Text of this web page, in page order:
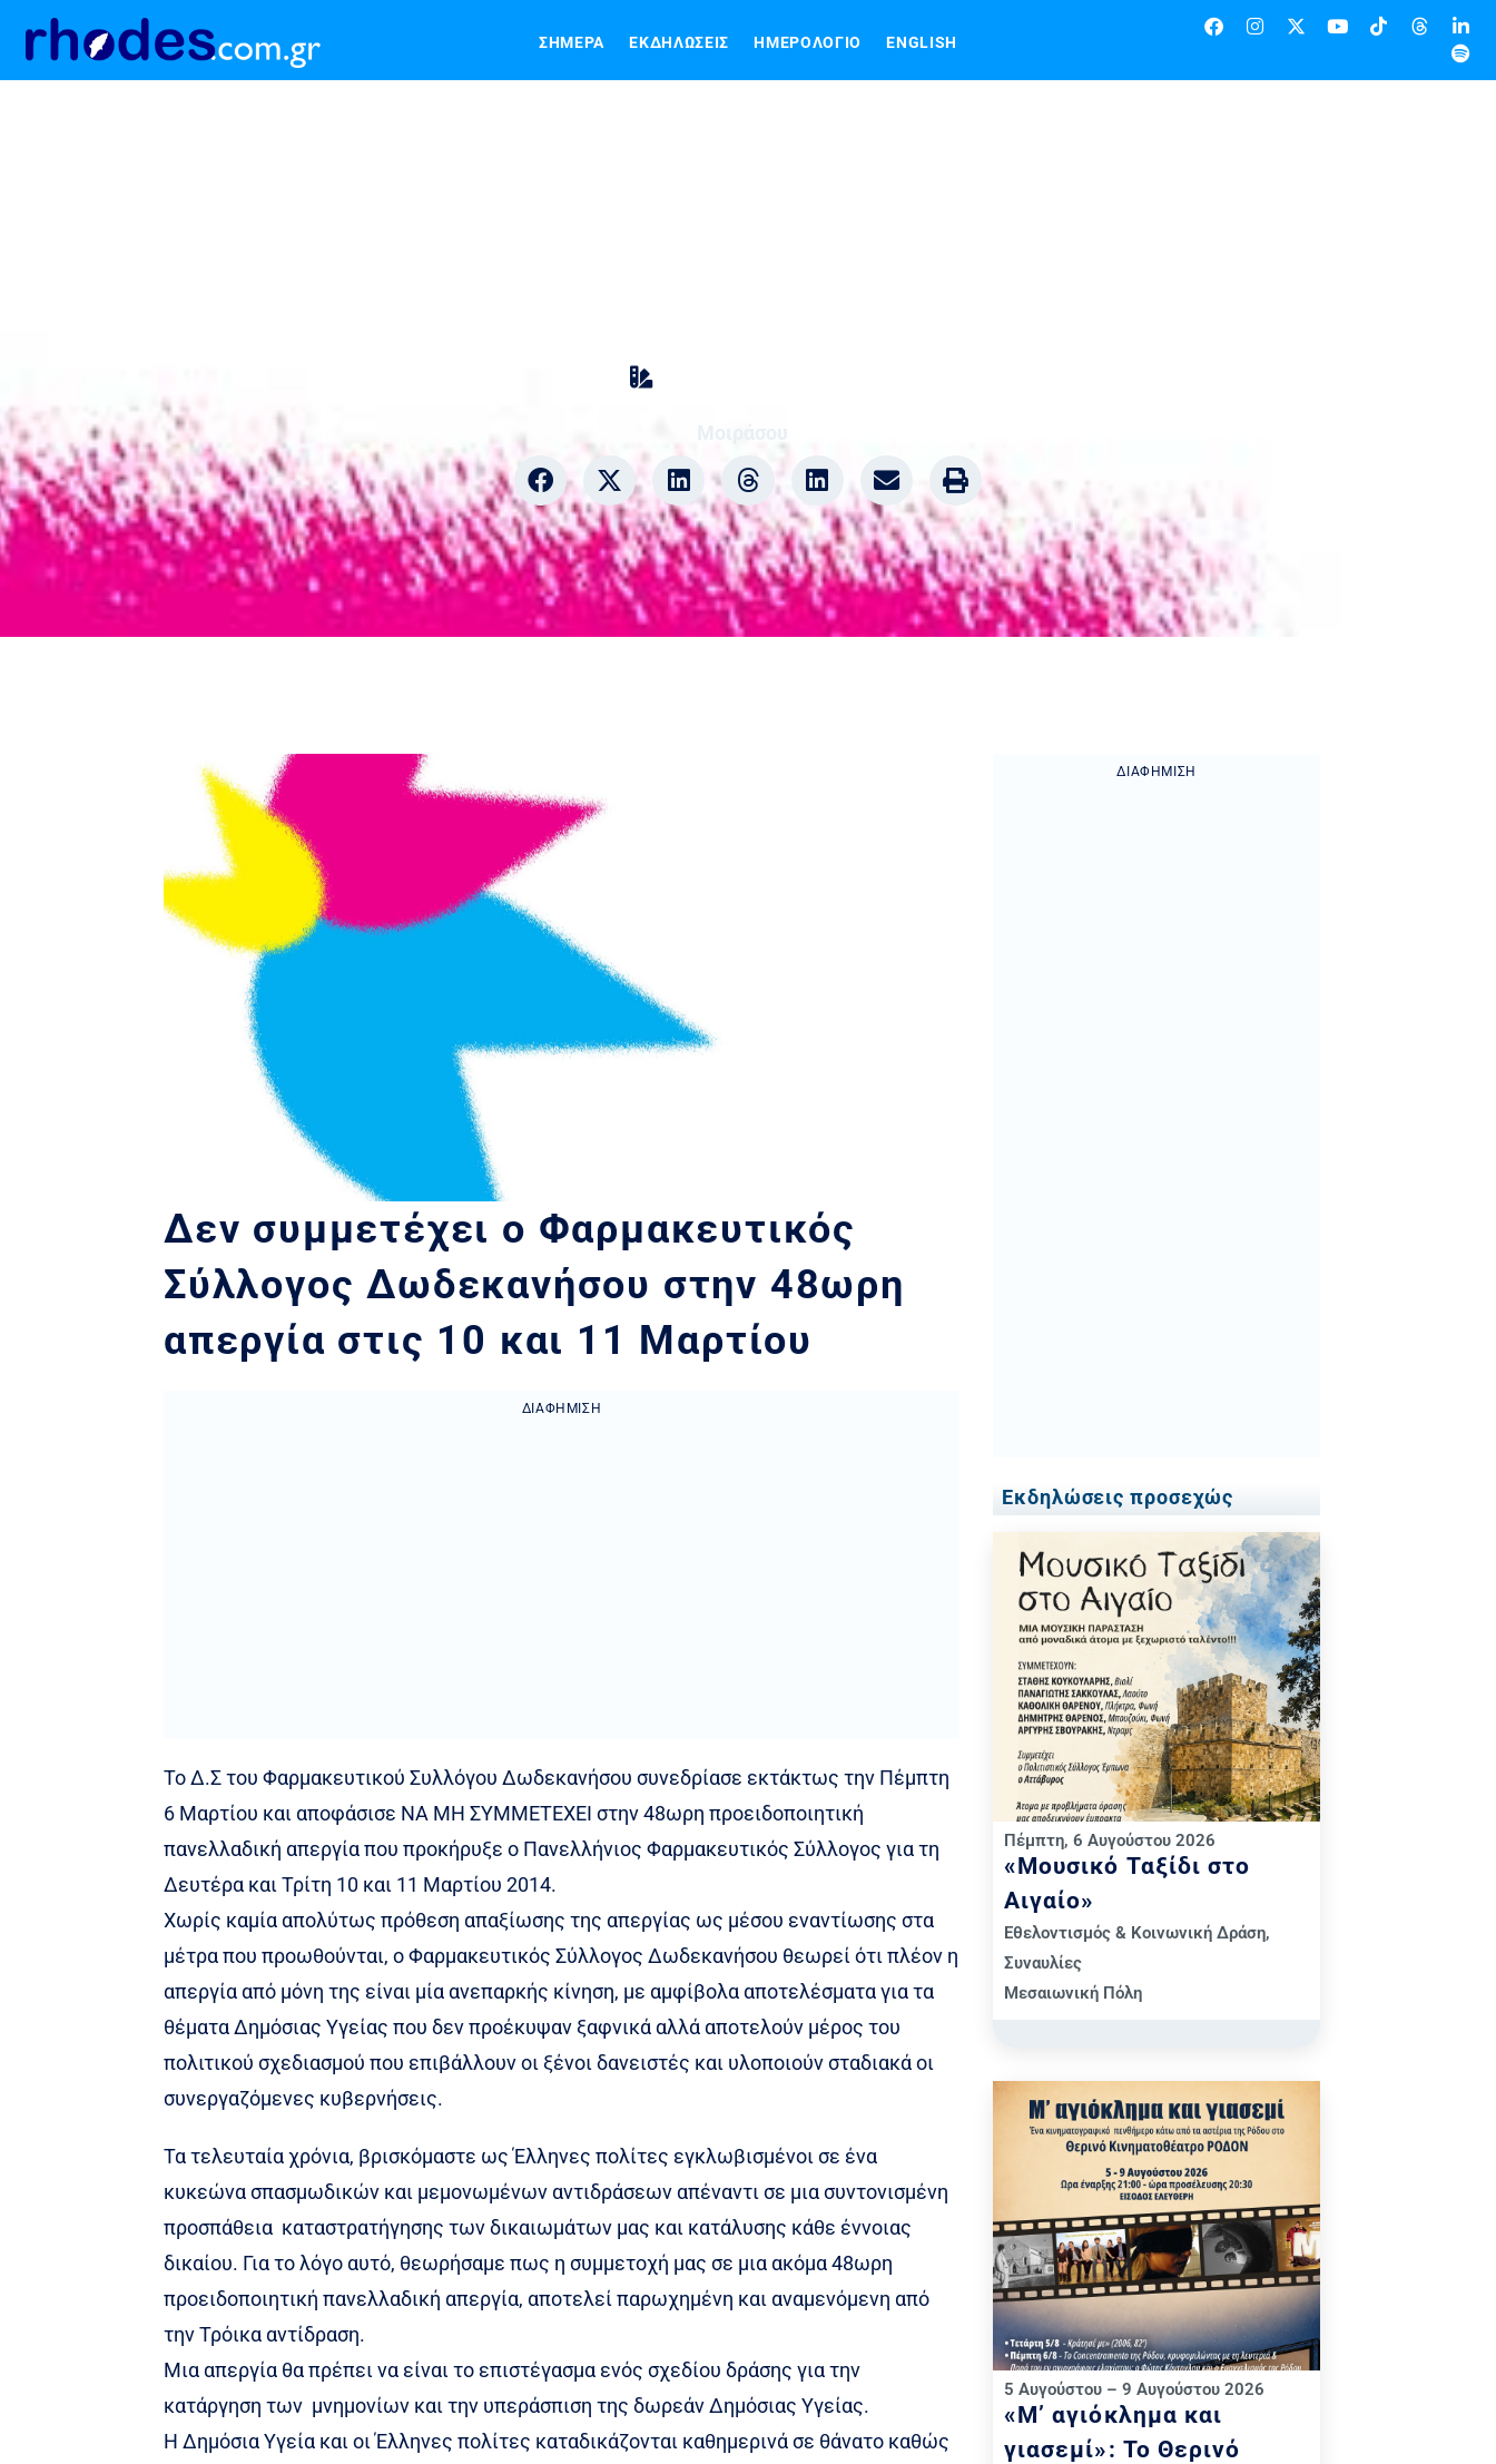
ΣΉΜΕΡΑ ΕΚΔΗΛΏΣΕΙΣ ΗΜΕΡΟΛΌΓΙΟ ENGLISH
Δεν συμμετέχει ο Φαρμακευτικός
Σύλλογος Δωδεκανήσου στην 48ωρη
απεργία στις 10 και 11 Μαρτίου
ΔΙΑΦΉΜΙΣΗ
Το Δ.Σ του Φαρμακευτικού Συλλόγου Δωδεκανήσου συνεδρίασε εκτάκτως την Πέμπτη
6 Μαρτίου και αποφάσισε ΝΑ ΜΗ ΣΥΜΜΕΤΕΧΕΙ στην 48ωρη προειδοποιητική
πανελλαδική απεργία που προκήρυξε ο Πανελλήνιος Φαρμακευτικός Σύλλογος για τη
Δευτέρα και Τρίτη 10 και 11 Μαρτίου 2014.
Χωρίς καμία απολύτως πρόθεση απαξίωσης της απεργίας ως μέσου εναντίωσης στα
μέτρα που προωθούνται, ο Φαρμακευτικός Σύλλογος Δωδεκανήσου θεωρεί ότι πλέον η
απεργία από μόνη της είναι μία ανεπαρκής κίνηση, με αμφίβολα αποτελέσματα για τα
θέματα Δημόσιας Υγείας που δεν προέκυψαν ξαφνικά αλλά αποτελούν μέρος του
πολιτικού σχεδιασμού που επιβάλλουν οι ξένοι δανειστές και υλοποιούν σταδιακά οι
συνεργαζόμενες κυβερνήσεις.
Τα τελευταία χρόνια, βρισκόμαστε ως Έλληνες πολίτες εγκλωβισμένοι σε ένα
κυκεώνα σπασμωδικών και μεμονωμένων αντιδράσεων απέναντι σε μια συντονισμένη
προσπάθεια καταστρατήγησης των δικαιωμάτων μας και κατάλυσης κάθε έννοιας
δικαίου. Για το λόγο αυτό, θεωρήσαμε πως η συμμετοχή μας σε μια ακόμα 48ωρη
προειδοποιητική πανελλαδική απεργία, αποτελεί παρωχημένη και αναμενόμενη από
την Τρόικα αντίδραση.
Μια απεργία θα πρέπει να είναι το επιστέγασμα ενός σχεδίου δράσης για την
κατάργηση των μνημονίων και την υπεράσπιση της δωρεάν Δημόσιας Υγείας.
Η Δημόσια Υγεία και οι Έλληνες πολίτες καταδικάζονται καθημερινά σε θάνατο καθώς
ΔΙΑΦΉΜΙΣΗ
Εκδηλώσεις προσεχώς
Πέμπτη, 6 Αυγούστου 2026
«Μουσικό Ταξίδι στο
Αιγαίο»
Εθελοντισμός & Κοινωνική Δράση,
Συναυλίες
Μεσαιωνική Πόλη
5 Αυγούστου – 9 Αυγούστου 2026
«Μ’ αγιόκλημα και
γιασεμί»: Το Θερινό